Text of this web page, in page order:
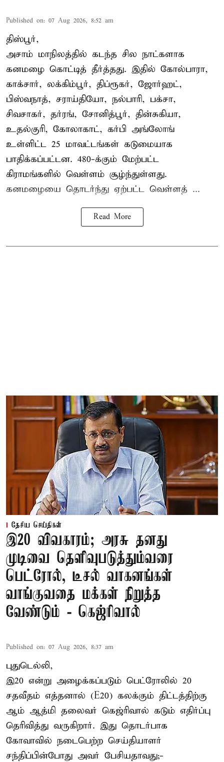
Published on: 07 Aug 2026, 8:52 am
திஸ்பூர்,
அசாம் மாநிலத்தில் கடந்த சில நாட்களாக
கனமழை கொட்டித் தீர்த்தது. இதில் கோல்பாரா,
காக்சார், லக்கிம்பூர், திப்ரூகர், ஜோர்ஹட்,
பிஸ்வநாத், சராய்தியோ, நல்பாரி, பக்சா,
சிவசாகர், தர்ரங், சோனித்பூர், தின்சுகியா,
உதல்குரி, கோலாகாட், கர்பி அங்லோங்
உள்ளிட்ட 25 மாவட்டங்கள் கடுமையாக
பாதிக்கப்பட்டன. 480-க்கும் மேற்பட்ட
கிராமங்களில் வெள்ளம் சூழ்ந்துள்ளது.
கனமழையை தொடர்ந்து ஏற்பட்ட வெள்ளத் ...
Read More
தேசிய செய்திகள்
இ20 விவகாரம்; அரசு தனது
முடிவை தெளிவுபடுத்தும்வரை
பெட்ரோல், டீசல் வாகனங்கள்
வாங்குவதை மக்கள் நிறுத்த
வேண்டும் - கெஜ்ரிவால்
Published on: 07 Aug 2026, 8:37 am
புதுடெல்லி,
இ20 என்று அழைக்கப்படும் பெட்ரோலில் 20
சதவீதம் எத்தனால் (E20) கலக்கும் திட்டத்திற்கு
ஆம் ஆத்மி தலைவர் கெஜ்ரிவால் கடும் எதிர்ப்பு
தெரிவித்து வருகிறார். இது தொடர்பாக
கோவாவில் நடைபெற்ற செய்தியாளர்
சந்திப்பின்போது அவர் பேசியதாவது;-